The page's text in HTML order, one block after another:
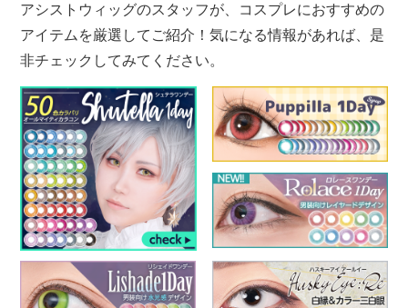
アシストウィッグのスタッフが、コスプレにおすすめの
アイテムを厳選してご紹介！気になる情報があれば、是
非チェックしてみてください。